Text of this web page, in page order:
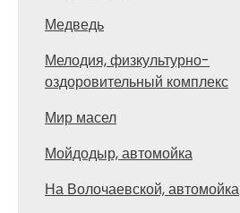
Медведь
Мелодия, физкультурно-
оздоровительный комплекс
Мир масел
Мойдодыр, автомойка
На Волочаевской, автомойка